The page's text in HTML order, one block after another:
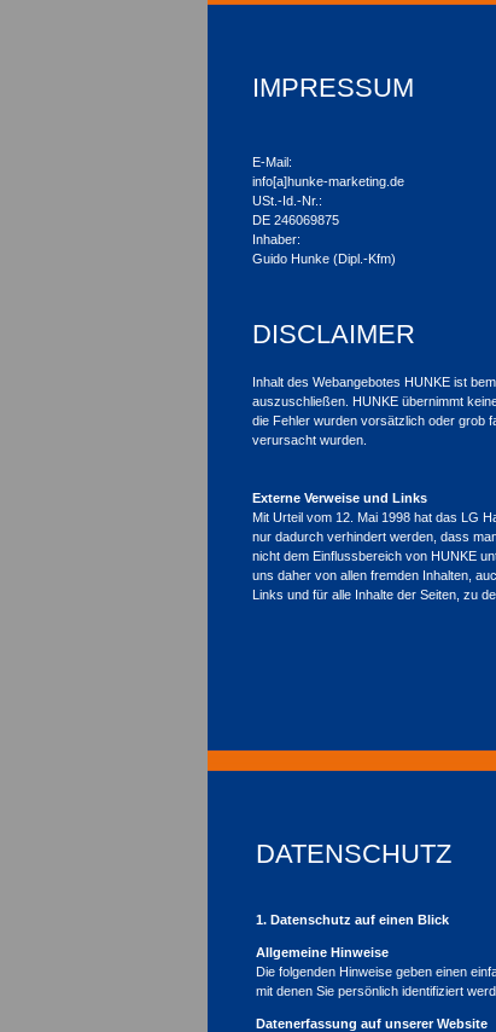
IMPRESSUM
E-Mail:
info[a]hunke-marketing.de
USt.-Id.-Nr.:
DE 246069875
Inhaber:
Guido Hunke (Dipl.-Kfm)
DISCLAIMER
Inhalt des Webangebotes HUNKE ist
auszuschließen. HUNKE übernimmt
die Fehler wurden vorsätzlich oder grob
verursacht wurden.
Externe Verweise und Links
Mit Urteil vom 12. Mai 1998 hat das LG
nur dadurch verhindert werden, dass
nicht dem Einflussbereich von HUNKE
uns daher von allen fremden Inhalten,
Links und für alle Inhalte der Seiten, zu
DATENSCHUTZ
1. Datenschutz auf einen Blick
Allgemeine Hinweise
Die folgenden Hinweise geben einen
mit denen Sie persönlich identifiziert
Datenerfassung auf unserer Website